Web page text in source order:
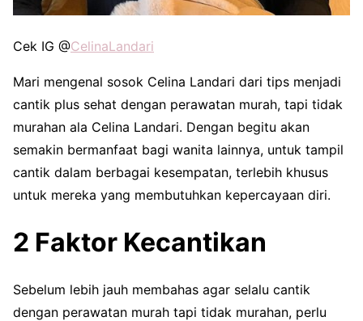
Cek IG @CelinaLandari
Mari mengenal sosok Celina Landari dari tips menjadi
cantik plus sehat dengan perawatan murah, tapi tidak
murahan ala Celina Landari. Dengan begitu akan
semakin bermanfaat bagi wanita lainnya, untuk tampil
cantik dalam berbagai kesempatan, terlebih khusus
untuk mereka yang membutuhkan kepercayaan diri.
2 Faktor Kecantikan
Sebelum lebih jauh membahas agar selalu cantik
dengan perawatan murah tapi tidak murahan, perlu